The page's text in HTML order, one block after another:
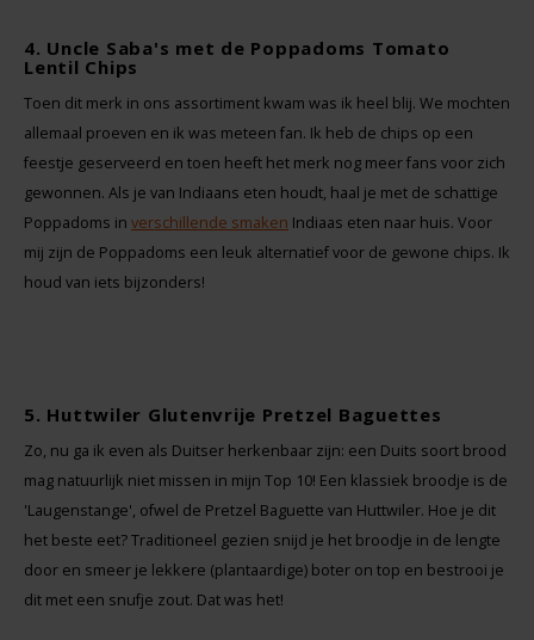
Riso Scotti
Rosies
Schär
Schnitzer
Slaapmutske
Sublimix
Swiet Moffo
Tasty Me
4. Uncle Saba's met de Poppadoms Tomato
Lentil Chips
Toen dit merk in ons assortiment kwam was ik heel blij. We mochten
allemaal proeven en ik was meteen fan. Ik heb de chips op een
feestje geserveerd en toen heeft het merk nog meer fans voor zich
gewonnen. Als je van Indiaans eten houdt, haal je met de schattige
Poppadoms in verschillende smaken Indiaas eten naar huis. Voor
mij zijn de Poppadoms een leuk alternatief voor de gewone chips. Ik
houd van iets bijzonders!
5. Huttwiler Glutenvrije Pretzel Baguettes
Zo, nu ga ik even als Duitser herkenbaar zijn: een Duits soort brood
mag natuurlijk niet missen in mijn Top 10! Een klassiek broodje is de
'Laugenstange', ofwel de Pretzel Baguette van Huttwiler. Hoe je dit
het beste eet? Traditioneel gezien snijd je het broodje in de lengte
door en smeer je lekkere (plantaardige) boter on top en bestrooi je
dit met een snufje zout. Dat was het!